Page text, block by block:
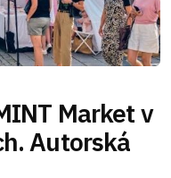
Market v
Autorská